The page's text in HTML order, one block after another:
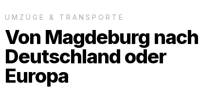
UMZÜGE & TRANSPORTE
Von Magdeburg nach
Deutschland oder
Europa